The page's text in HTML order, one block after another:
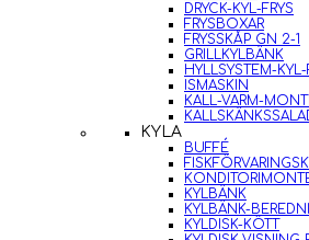
DRYCK-KYL-FRYS
FRYSBOXAR
FRYSSKÅP GN 2-1
GRILLKYLBÄNK
HYLLSYSTEM-KYL-
ISMASKIN
KALL-VARM-
KYLA
BUFFÉ
KYLBÄNK
KYLBÄNK-
KYLDISK-KÖTT